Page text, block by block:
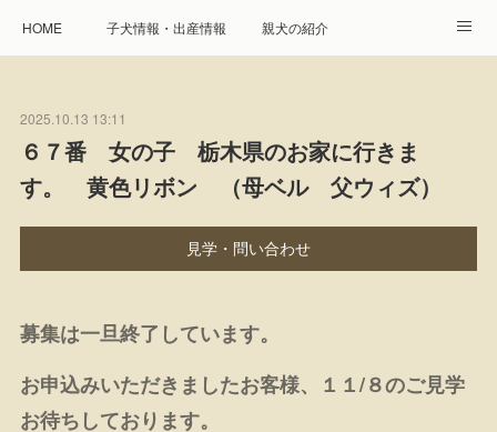
HOME 子犬情報・出産情報 親犬の紹介
遺伝疾患への取り組み Instagram アクセス
プレジール親睦会 特定商取引に基づく表記
2025.10.13 13:11
６７番 女の子 栃木県のお家に行きま
す。 黄色リボン （母ベル 父ウィズ）
見学・問い合わせ
募集は一旦終了しています。
お申込みいただきましたお客様、１１/８のご見学
お待ちしております。